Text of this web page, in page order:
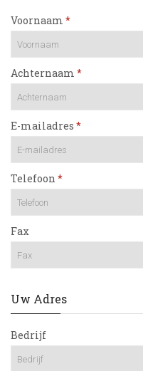
Voornaam
Achternaam
E-mailadres
Telefoon
Fax
Uw Adres
Bedrijf